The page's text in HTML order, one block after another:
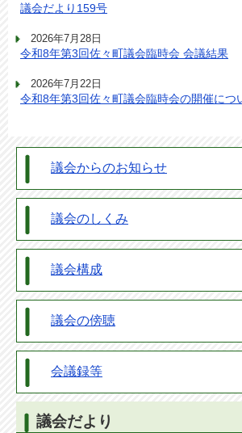
議会だより159号
2026年7月28日
令和8年第3回佐々町議会臨時会 会議結果
2026年7月22日
令和8年第3回佐々町議会臨時会の開催につ
議会からのお知らせ
議会のしくみ
議会構成
議会の傍聴
会議録等
議会だより